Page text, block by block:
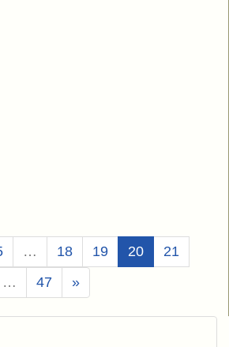
… 18 19 20(Aktuell)
21
… 47 »